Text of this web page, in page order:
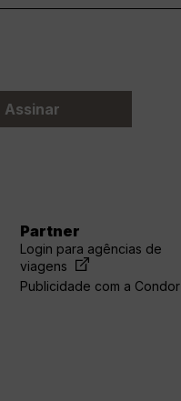
Assinar
Partner
Login para agências de
viagens
Publicidade com a Condor